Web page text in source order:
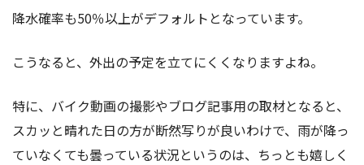
降水確率も50％以上がデフォルトとなっています。
こうなると、外出の予定を立てにくくなりますよね。
特に、バイク動画の撮影やブログ記事用の取材となると、
スカッと晴れた日の方が断然写りが良いわけで、雨が降っ
ていなくても曇っている状況というのは、ちっとも嬉しく